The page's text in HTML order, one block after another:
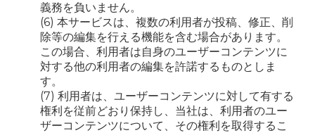
義務を負いません。
(6) 本サービスは、複数の利用者が投稿、修正、削
除等の編集を行える機能を含む場合があります。
この場合、利用者は自身のユーザーコンテンツに
対する他の利用者の編集を許諾するものとしま
す。
(7) 利用者は、ユーザーコンテンツに対して有する
権利を従前どおり保持し、当社は、利用者のユー
ザーコンテンツについて、その権利を取得するこ